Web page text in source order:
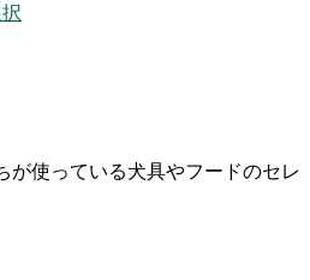
が使っている犬具やフードのセレ